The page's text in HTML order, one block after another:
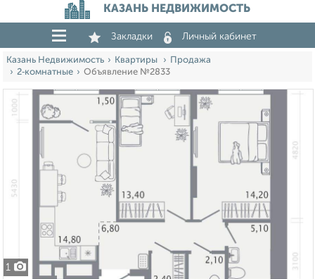
КАЗАНЬ НЕДВИЖИМОСТЬ
Закладки Личный кабинет
Казань Недвижимость Квартиры
Продажа
2‑комнатные
Объявление №2833
1